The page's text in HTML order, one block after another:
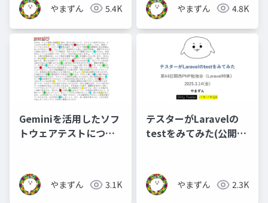
やまずん 5.4K やまずん 4.8K
Geminiを活用したソフ
トウェアテストについ
やまずん 3.1K
テスターがLaravelの
testをみてみた(公開
やまずん 2.3K